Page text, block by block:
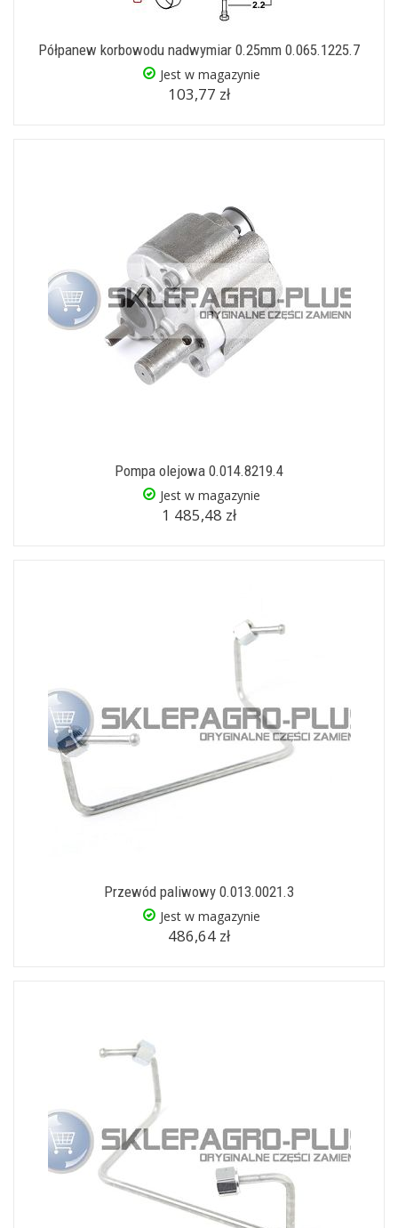
Półpanew korbowodu nadwymiar 0.25mm 0.065.1225.7
Jest w magazynie
103,77 zł
Pompa olejowa 0.014.8219.4
Jest w magazynie
1 485,48 zł
Przewód paliwowy 0.013.0021.3
Jest w magazynie
486,64 zł